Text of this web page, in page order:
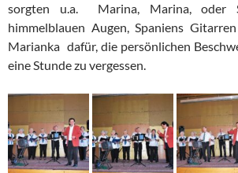
sorgten u.a. Marina, Marina, oder
himmelblauen Augen, Spaniens
Marianka dafür, die persönlichen
eine Stunde zu vergessen.